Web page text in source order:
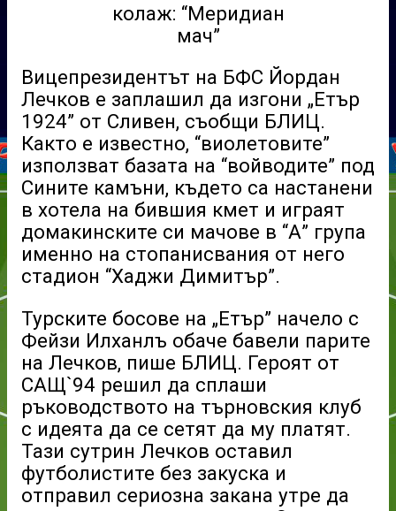
колаж: “Меридиан
мач”
Вицепрезидентът на БФС Йордан
Лечков е заплашил да изгони „Етър
1924” от Сливен, съобщи БЛИЦ.
Както е известно, “виолетовите”
използват базата на “войводите” под
Сините камъни, където са настанени
в хотела на бившия кмет и играят
домакинските си мачове в “А” група
именно на стопанисвания от него
стадион “Хаджи Димитър”.
Турските босове на „Етър” начело с
Фейзи Илханлъ обаче бавели парите
на Лечков, пише БЛИЦ. Героят от
САЩ`94 решил да сплаши
ръководството на търновския клуб
с идеята да се сетят да му платят.
Тази сутрин Лечков оставил
футболистите без закуска и
отправил сериозна закана утре да